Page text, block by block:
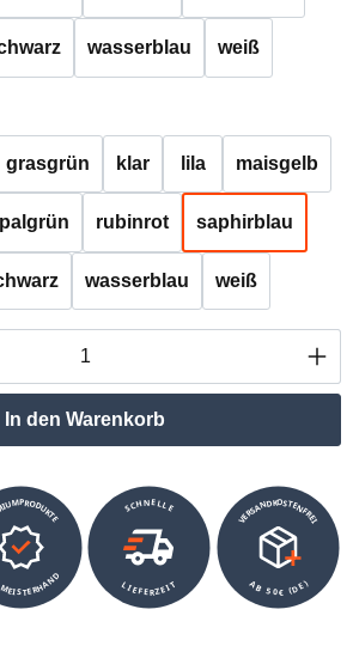
wasserblau weiß
grasgrün klar lila maisgelb
rubinrot saphirblau
wasserblau weiß
Gib den gewünschten
In den Warenkorb
SCHNELLE
LIEFERZEIT
VERSANDKOSTENFREI
AB 50€ (DE)